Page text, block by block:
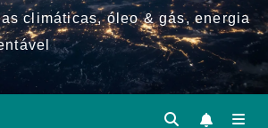
climáticas, óleo & gás, energia